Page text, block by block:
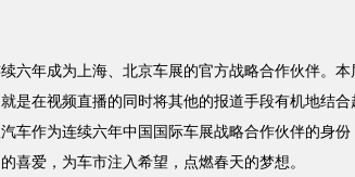
年成为上海、北京车展的官方战略合作伙伴。本
是在视频直播的同时将其他的报道手段有机地结
车作为连续六年中国国际车展战略合作伙伴的身
喜爱，为车市注入希望，点燃春天的梦想。